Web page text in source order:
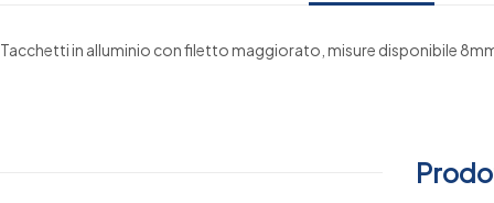
Tacchetti in alluminio con filetto maggiorato, misure disponibile